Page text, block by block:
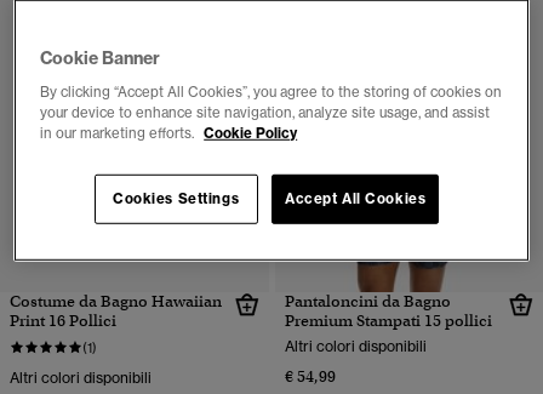
Costume da Bagno Hawaiian
Print 16 Pollici
(1)
Altri colori disponibili
Pantaloncini da Bagno
Premium Stampati 15 pollici
Altri colori disponibili
€ 54,99
Cookie Banner
By clicking “Accept All Cookies”, you agree to the storing of cookies on
your device to enhance site navigation, analyze site usage, and assist
in our marketing efforts. Cookie Policy
Cookies Settings Accept All Cookies